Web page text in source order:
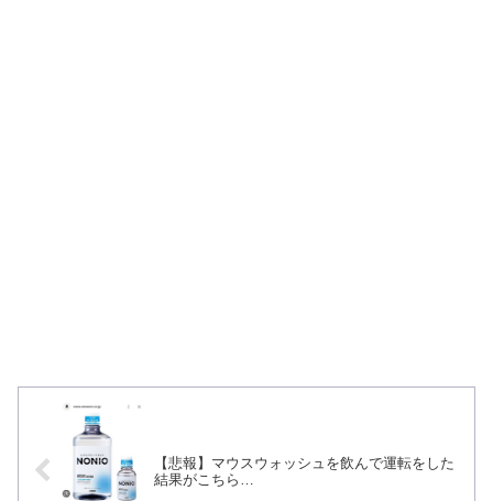
【悲報】マウスウォッシュを飲んで運転をした
結果がこちら…